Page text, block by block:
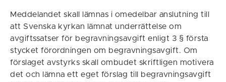
Meddelandet skall lämnas i omedelbar anslutning till
att Svenska kyrkan lämnat underrättelse om
avgiftssatser för begravningsavgift enligt 3 § första
stycket förordningen om begravningsavgift. Om
förslaget avstyrks skall ombudet skriftligen motivera
det och lämna ett eget förslag till begravningsavgift